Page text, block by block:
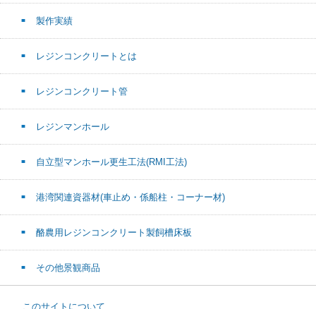
製作実績
レジンコンクリートとは
レジンコンクリート管
レジンマンホール
自立型マンホール更生工法(RMI工法)
港湾関連資器材(車止め・係船柱・コーナー材)
酪農用レジンコンクリート製飼槽床板
その他景観商品
このサイトについて